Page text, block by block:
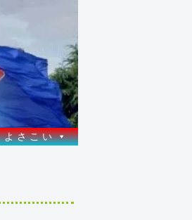
よ さ こ い